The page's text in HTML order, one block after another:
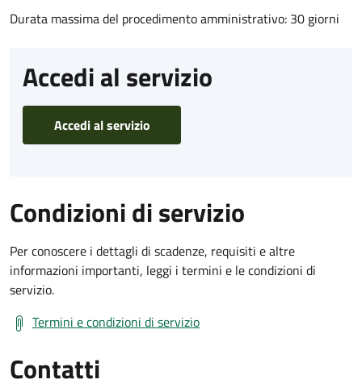
Durata massima del procedimento amministrativo: 30 giorni
Accedi al servizio
Accedi al servizio
Condizioni di servizio
Per conoscere i dettagli di scadenze, requisiti e altre
informazioni importanti, leggi i termini e le condizioni di
servizio.
Termini e condizioni di servizio
Contatti